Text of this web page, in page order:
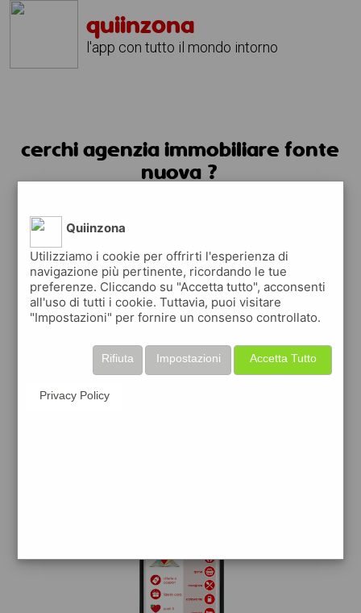
quiinzona
l'app con tutto il mondo intorno
cerchi agenzia immobiliare fonte
nuova ?
Quiinzona
Utilizziamo i cookie per offrirti l'esperienza di
navigazione più pertinente, ricordando le tue
preferenze. Cliccando su "Accetta tutto", acconsenti
all'uso di tutti i cookie. Tuttavia, puoi visitare
"Impostazioni" per fornire un consenso controllato.
Accetta Tutto
Impostazioni
Rifiuta
Privacy Policy